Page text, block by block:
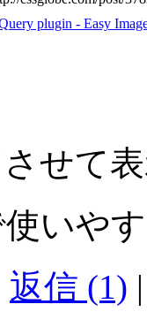
plugin - Easy
せて
いや
返信 (1)